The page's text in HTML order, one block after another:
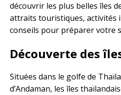
découvrir les plus belles îles
attraits touristiques, activités
conseils pour préparer votre
Découverte des
Situées dans le golfe de
d’Andaman, les îles